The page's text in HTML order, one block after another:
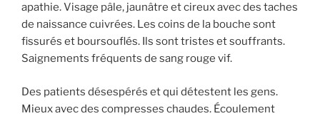
apathie. Visage pâle, jaunâtre et cireux avec des taches
de naissance cuivrées. Les coins de la bouche sont
fissurés et boursouflés. Ils sont tristes et souffrants.
Saignements fréquents de sang rouge vif.
Des patients désespérés et qui détestent les gens.
Mieux avec des compresses chaudes. Écoulement